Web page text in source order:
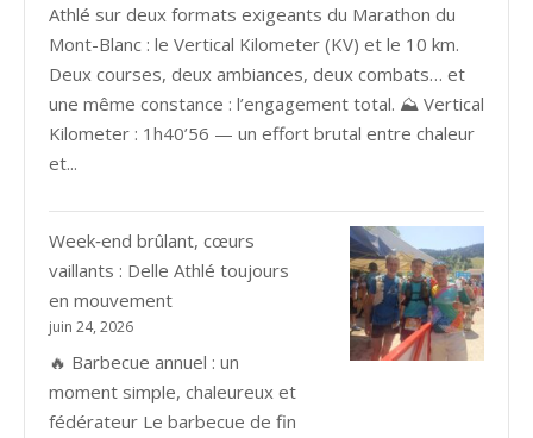
Athlé sur deux formats exigeants du Marathon du
Mont-Blanc : le Vertical Kilometer (KV) et le 10 km.
Deux courses, deux ambiances, deux combats… et
une même constance : l’engagement total. ⛰️ Vertical
Kilometer : 1h40’56 — un effort brutal entre chaleur
et...
Week‑end brûlant, cœurs
vaillants : Delle Athlé toujours
en mouvement
juin 24, 2026
🔥 Barbecue annuel : un
moment simple, chaleureux et
fédérateur Le barbecue de fin